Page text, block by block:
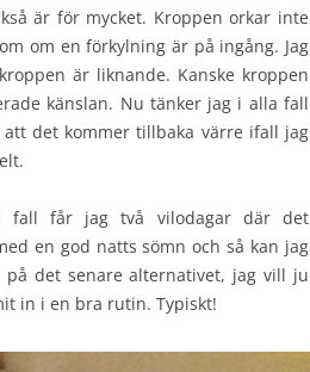
är för mycket. Kroppen orkar inte
om en förkylning är på ingång. Jag
är liknande. Kanske kroppen
känslan. Nu tänker jag i alla fall
det kommer tillbaka värre ifall jag
fall får jag två vilodagar där det
en god natts sömn och så kan jag
det senare alternativet, jag vill ju
in i en bra rutin. Typiskt!